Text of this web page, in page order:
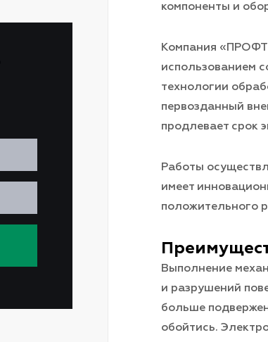
компоненты и
Компания
использованием
технологии
первозданный
продлевает срок
Работы
имеет
положительного
Выполнение
и разрушений
больше
обойтись.